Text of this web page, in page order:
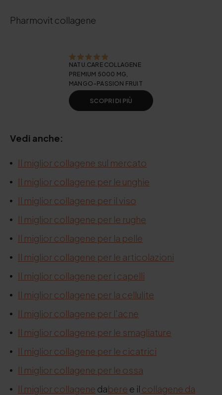
Pharmovit collagene
NATU.CARE COLLAGENE
PREMIUM 5000 MG,
MANGO-PASSION FRUIT
SCOPRI DI PIÙ
Vedi anche:
Il miglior collagene sul mercato
Il miglior collagene per le unghie
Il miglior collagene per il viso
Il miglior collagene per le rughe
Il miglior collagene per la pelle
Il miglior collagene per le articolazioni
Il miglior collagene per i capelli
Il miglior collagene per la cellulite
Il miglior collagene per l'acne
Il miglior collagene per le smagliature
Il miglior collagene per le cicatrici
Il miglior collagene per le ossa
Il miglior collagene dabere e il collagene da